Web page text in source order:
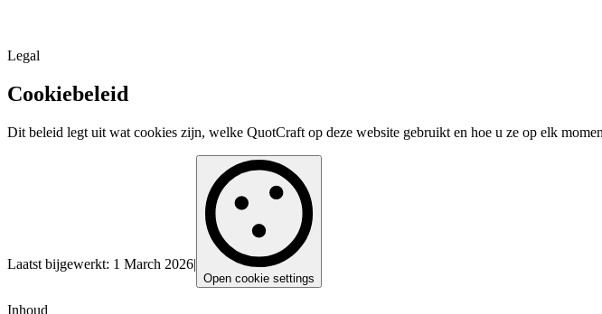
Legal
Cookiebeleid
Dit beleid legt uit wat cookies zijn, welke QuotCraft op deze website gebruikt en hoe u ze op elk
Laatst bijgewerkt: 1 March 2026|
Open cookie settings
Inhoud